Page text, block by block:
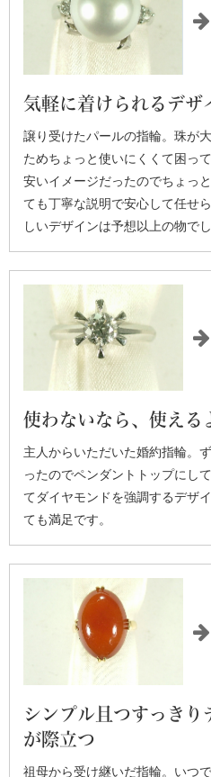
気軽に着けられるデザ
譲り受けたパールの指輪。珠が
ためちょっと使いにくくて困っ
安いイメージだったのでちょ
ても丁寧な説明で安心して任せ
しいデザインは予想以上の物でし
使わないなら、使える
主人からいただいた婚約指輪。
ったのでペンダントトップにし
てダイヤモンドを強調するデザ
ても満足です。
シンプル且つすっきり
が際立つ
祖母から受け継いだ指輪。いつ